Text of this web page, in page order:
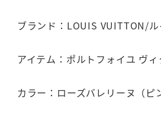
ブランド：LOUIS VUITTON/
アイテム：ポルトフォイユ ヴィ
カラー：ローズバレリーヌ（ピ